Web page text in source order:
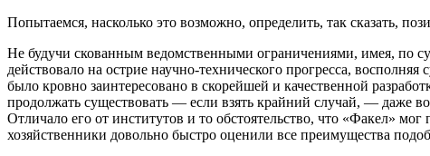
Попытаемся, насколько это возможно, определить, так сказать,
Не будучи скованным ведомственными ограничениями, имея, по
действовало на острие научно-технического прогресса,
было кровно заинтересовано в скорейшей и качественной
продолжать существовать — если взять крайний случай, — даже
Отличало его от институтов и то обстоятельство, что «Факел»
хозяйственники довольно быстро оценили все преимущества